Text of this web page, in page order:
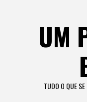
UM
TUDO O QUE